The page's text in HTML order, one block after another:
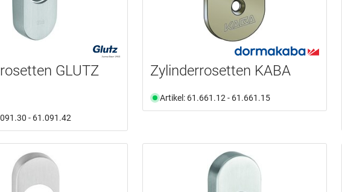
GLUTZ
- 61.091.42
Zylinderrosetten KABA
Artikel: 61.661.12 - 61.661.15